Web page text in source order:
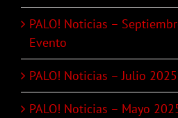
PALO! Noticias –
Evento
PALO! Noticias – Julio
PALO! Noticias – Mayo